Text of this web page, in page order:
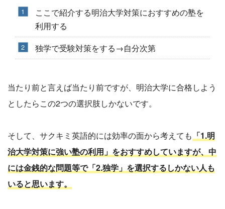
ここで紹介する明治大学対策におすすめの塾を
利用する
独学で受験対策をする→自分次第
当たり前と言えば当たり前ですが、明治大学に合格しよう
としたらこの2つの選択肢しかないです。
そして、サクキミ英語的には効率の面から考えても 「1.明
治大学対策に強い塾の利用」をおすすめしていますが、中
には金銭的な問題等で「2.独学」を選択するしかない人も
いると思います。